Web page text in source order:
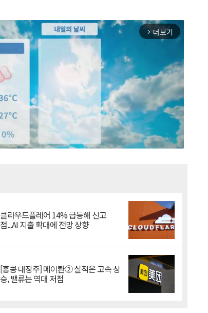
arrow_forward_ios 더보기
클라우드플레어 14% 급등해 신고
점...AI 지출 확대에 전망 상향
[홍콩 대장주] 메이퇀② 실적은 고속 상
승, 밸류는 역대 저점